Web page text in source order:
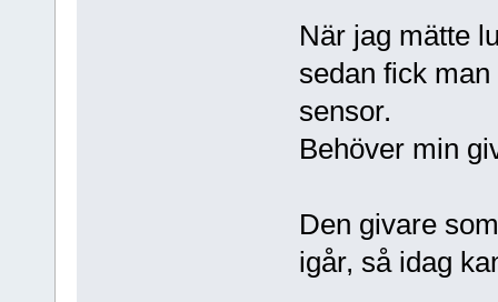
När jag mätte
sedan fick
sensor.
Behöver min
Den givare
igår, så idag